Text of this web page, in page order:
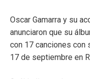
Oscar Gamarra y su
anunciaron que su
con 17 canciones con
17 de septiembre en